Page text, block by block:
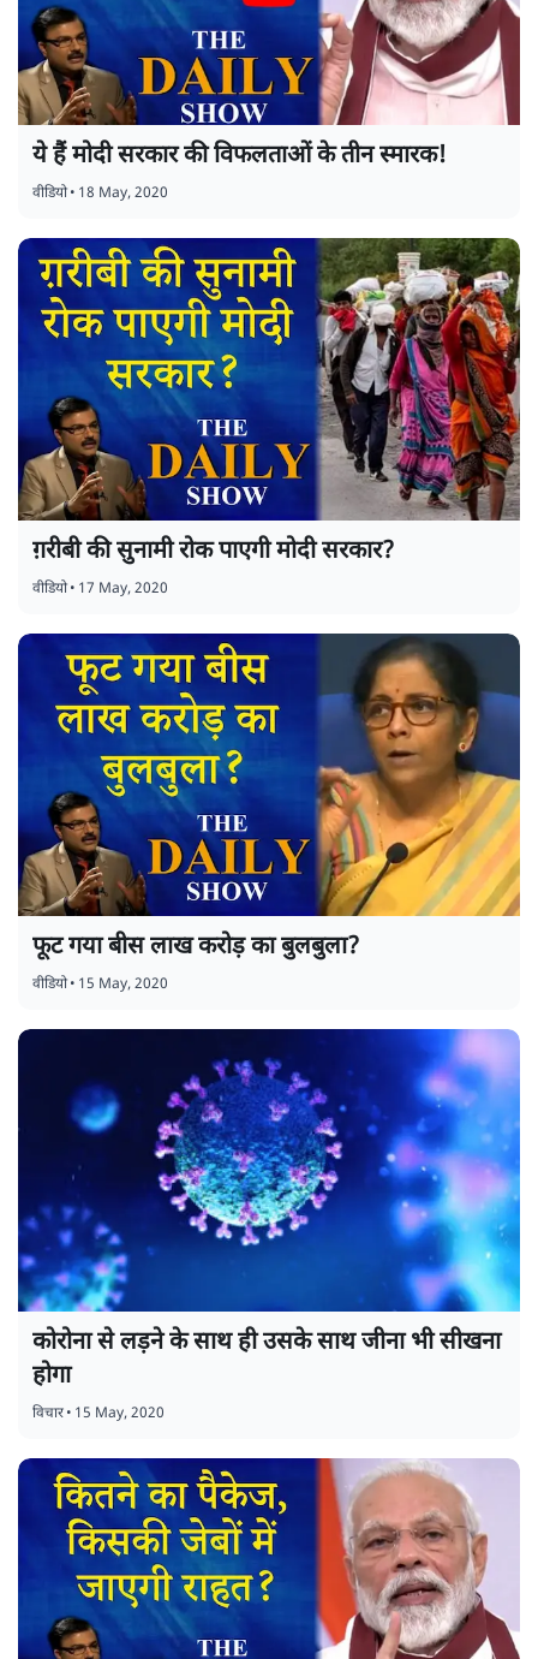
ये हैं मोदी सरकार की विफलताओं के तीन स्मारक!
वीडियो• 18 May, 2020
ग़रीबी की सुनामी रोक पाएगी मोदी सरकार?
वीडियो• 17 May, 2020
फूट गया बीस लाख करोड़ का बुलबुला?
वीडियो• 15 May, 2020
कोरोना से लड़ने के साथ ही उसके साथ जीना भी सीखना
होगा
विचार• 15 May, 2020